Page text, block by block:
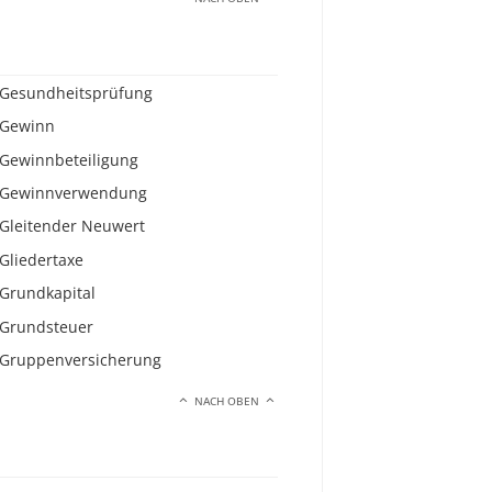
Gesundheitsprüfung
Gewinn
Gewinnbeteiligung
Gewinnverwendung
Gleitender Neuwert
Gliedertaxe
Grundkapital
Grundsteuer
Gruppenversicherung
NACH OBEN